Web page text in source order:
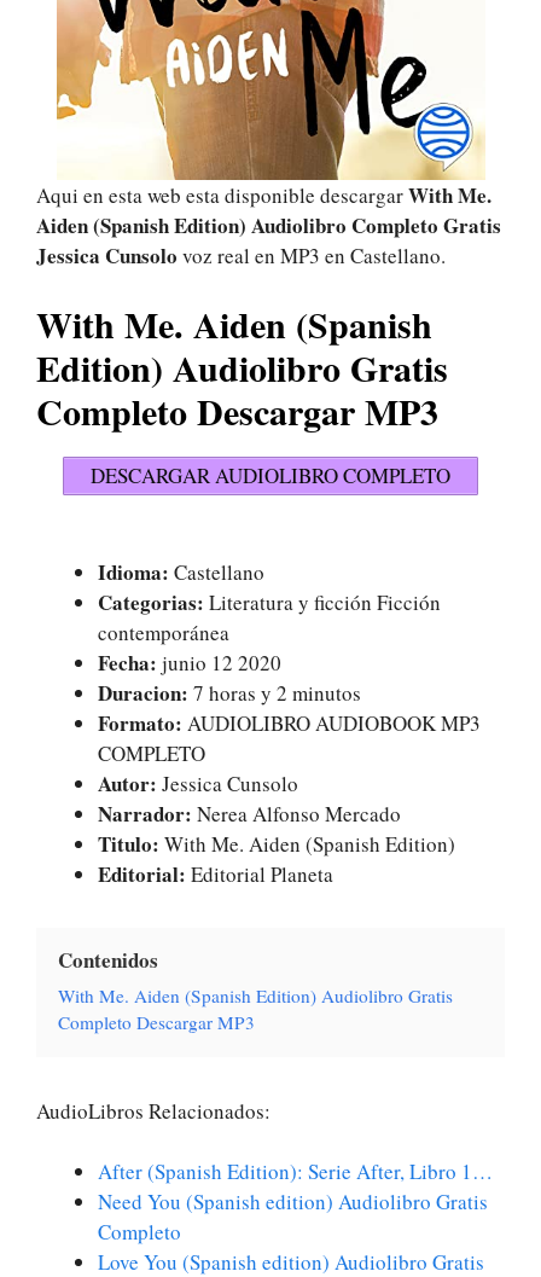
Aqui en esta web esta disponible descargarWith Me.
Aiden (Spanish Edition) Audiolibro Completo Gratis
Jessica Cunsolo voz real en MP3 en Castellano.
With Me. Aiden (Spanish
Edition) Audiolibro Gratis
Completo Descargar MP3
DESCARGAR AUDIOLIBRO COMPLETO
Idioma: Castellano
Categorias: Literatura y ficción Ficción
contemporánea
Fecha: junio 12 2020
Duracion: 7 horas y 2 minutos
Formato: AUDIOLIBRO AUDIOBOOK MP3
COMPLETO
Autor: Jessica Cunsolo
Narrador: Nerea Alfonso Mercado
Titulo: With Me. Aiden (Spanish Edition)
Editorial: Editorial Planeta
Contenidos
With Me. Aiden (Spanish Edition) Audiolibro Gratis
Completo Descargar MP3
AudioLibros Relacionados:
After (Spanish Edition): Serie After, Libro 1…
Need You (Spanish edition) Audiolibro Gratis
Completo
Love You (Spanish edition) Audiolibro Gratis